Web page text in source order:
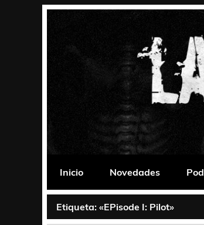
La Habitación
Inicio
Novedades
Etiqueta: «EPisode I: Pilot»